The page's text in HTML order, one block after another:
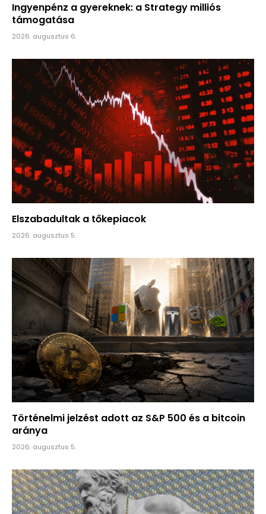
Ingyenpénz a gyereknek: a Strategy milliós
támogatása
2026. augusztus 6.
Elszabadultak a tőkepiacok
2026. augusztus 5.
Történelmi jelzést adott az S&P 500 és a bitcoin
aránya
2026. augusztus 5.